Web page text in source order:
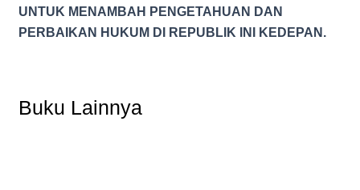
UNTUK MENAMBAH PENGETAHUAN DAN
PERBAIKAN HUKUM DI REPUBLIK INI KEDEPAN.
Buku Lainnya